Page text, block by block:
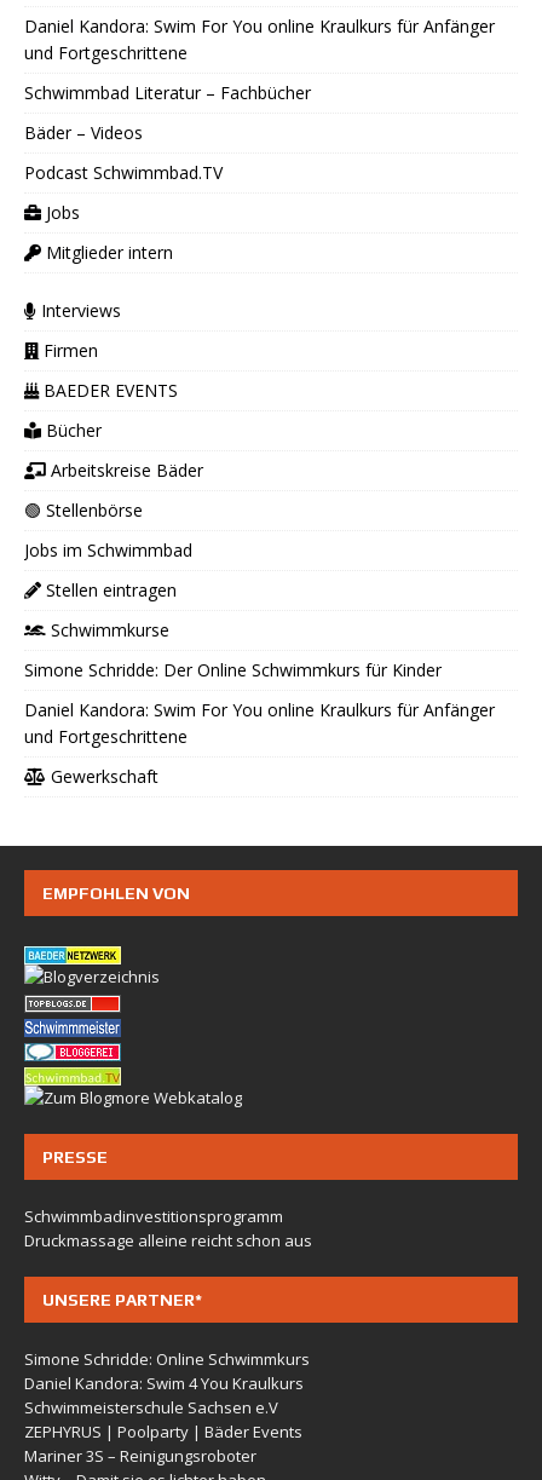
Daniel Kandora: Swim For You online Kraulkurs für Anfänger
und Fortgeschrittene
Schwimmbad Literatur – Fachbücher
Bäder – Videos
Podcast Schwimmbad.TV
Jobs
Mitglieder intern
Interviews
Firmen
BAEDER EVENTS
Bücher
Arbeitskreise Bäder
🟢 Stellenbörse
Jobs im Schwimmbad
Stellen eintragen
Schwimmkurse
Simone Schridde: Der Online Schwimmkurs für Kinder
Daniel Kandora: Swim For You online Kraulkurs für Anfänger
und Fortgeschrittene
Gewerkschaft
EMPFOHLEN VON
PRESSE
Schwimmbadinvestitionsprogramm
Druckmassage alleine reicht schon aus
UNSERE PARTNER*
Simone Schridde: Online Schwimmkurs
Daniel Kandora: Swim 4 You Kraulkurs
Schwimmeisterschule Sachsen e.V
ZEPHYRUS | Poolparty | Bäder Events
Mariner 3S – Reinigungsroboter